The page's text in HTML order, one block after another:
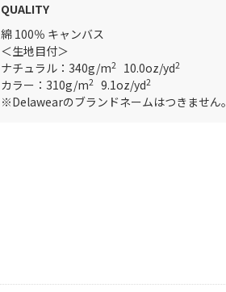
QUALITY
綿 100％ キャンバス
＜生地目付＞
ナチュラル：340g/m2 10.0oz/yd2
カラー：310g/m2 9.1oz/yd2
※Delawearのブランドネームはつきません。